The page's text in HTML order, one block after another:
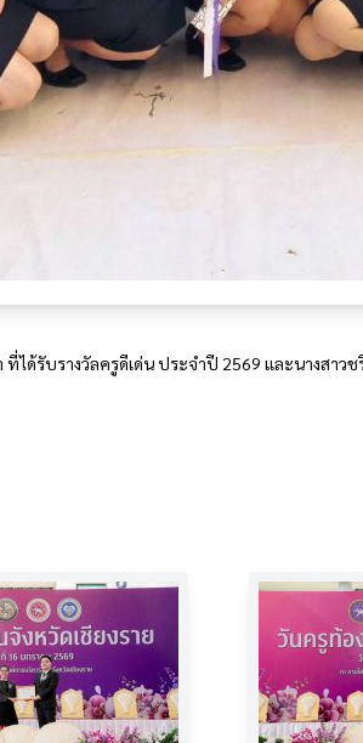
ด้รับรางวัลครูดีเด่น ประจำปี 2569 และนางสาว